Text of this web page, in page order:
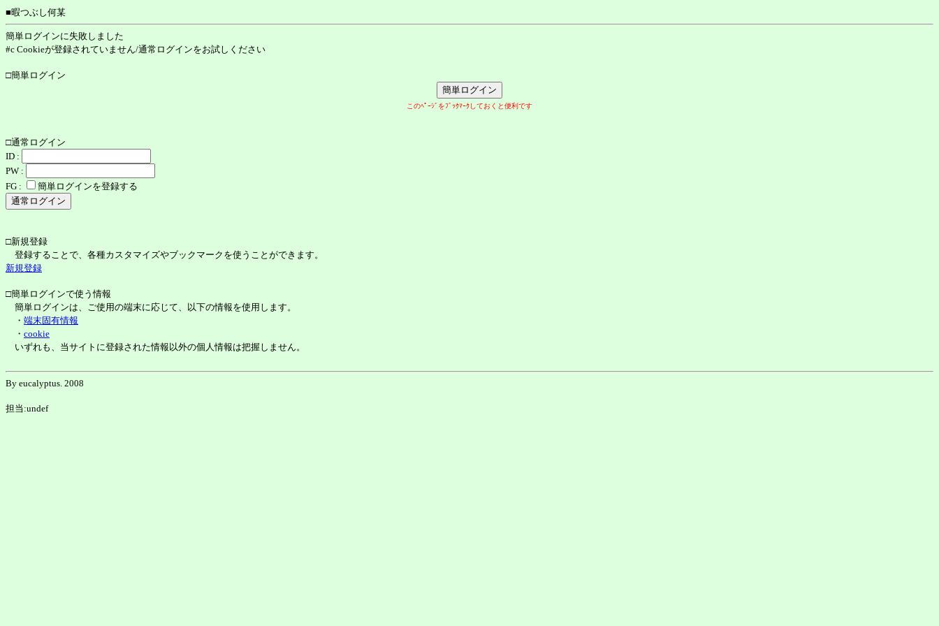
■暇つぶし何某
簡単ログインに失敗しました
#c Cookieが登録されていません/通常ログインをお試しください
□簡単ログイン
このﾍﾟｰｼﾞをﾌﾞｯｸﾏｰｸしておくと便利です
□通常ログイン
ID :
PW :
FG :
簡単ログインを登録する
□新規登録
登録することで、各種カスタマイズやブックマークを使うことができます。
新規登録
□簡単ログインで使う情報
簡単ログインは、ご使用の端末に応じて、以下の情報を使用します。
・ 端末固有情報
・ cookie
いずれも、当サイトに登録された情報以外の個人情報は把握しません。
By eucalyptus. 2008
担当:undef